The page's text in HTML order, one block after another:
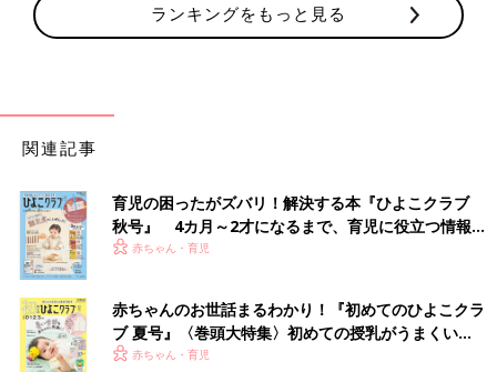
出典：Instagramアカウント「qyun._katm0.00」
こちらのチェック柄シャツは、qyun._katm0.00さんがしまむらで
ゲットしたもの。羽織りとして使うのはもちろん、ジャケットの
ランキングをもっと見る
関連記事
育児の困ったがズバリ！解決する本『ひよこクラブ
秋号』 4カ月～2才になるまで、育児に役立つ情報が
いっぱい！
赤ちゃん・育児
赤ちゃんのお世話まるわかり！『初めてのひよこクラ
ブ 夏号』〈巻頭大特集〉初めての授乳がうまくい
く！ おっぱい・ミルクの基本と夏のトラブル 解決テ
赤ちゃん・育児